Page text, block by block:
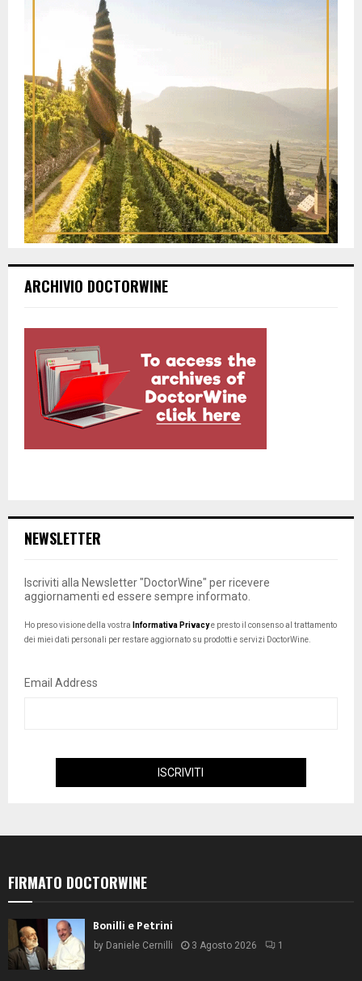
ARCHIVIO DOCTORWINE
NEWSLETTER
Iscriviti alla Newsletter "DoctorWine" per ricevere
aggiornamenti ed essere sempre informato.
Ho preso visione della vostra Informativa Privacye presto il consenso al trattamento
dei miei dati personali per restare aggiornato su prodotti e servizi DoctorWine.
Email Address
FIRMATO DOCTORWINE
Bonilli e Petrini
by Daniele Cernilli 3 Agosto 2026 1